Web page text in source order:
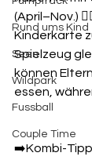
Rund ums Kind
Seen
Wildpark
Fussball
Couple Time
(April–Nov.)
Kinderkarte
Spielzeug
können
essen,
➡️Kombi-